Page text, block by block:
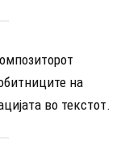
на
во текстот.